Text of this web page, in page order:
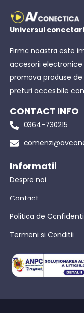
Universul
Firma noastra este
accesorii electronice
promova produse
preturi accesibile
CONTACT INFO
0364-730215
Informatii
Despre noi
Contact
Politica de
Termeni si Conditii
© AVConectica –